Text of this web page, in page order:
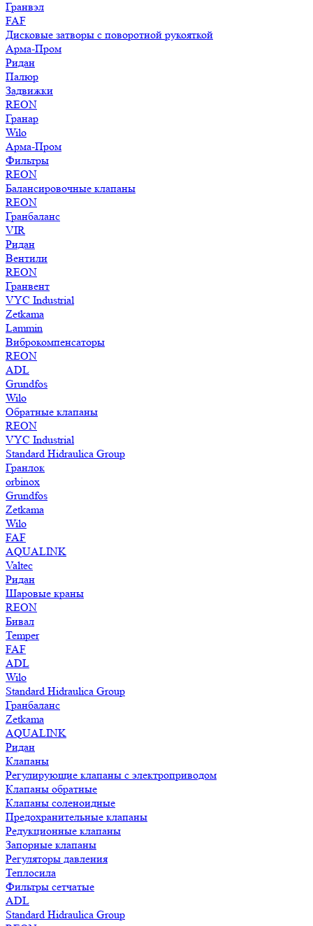
Гранвэл
FAF
Дисковые затворы с поворотной рукояткой
Арма-Пром
Ридан
Палюр
Задвижки
REON
Гранар
Wilo
Арма-Пром
Фильтры
REON
Балансировочные клапаны
REON
Гранбаланс
VIR
Ридан
Вентили
REON
Гранвент
VYC Industrial
Zetkama
Lammin
Виброкомпенсаторы
REON
ADL
Grundfos
Wilo
Обратные клапаны
REON
VYC Industrial
Standard Hidraulica Group
Гранлок
orbinox
Grundfos
Zetkama
Wilo
FAF
AQUALINK
Valtec
Ридан
Шаровые краны
REON
Бивал
Temper
FAF
ADL
Wilo
Standard Hidraulica Group
Гранбаланс
Zetkama
AQUALINK
Ридан
Клапаны
Регулирующие клапаны с электроприводом
Клапаны обратные
Клапаны соленоидные
Предохранительные клапаны
Редукционные клапаны
Запорные клапаны
Регуляторы давления
Теплосила
Фильтры сетчатые
ADL
Standard Hidraulica Group